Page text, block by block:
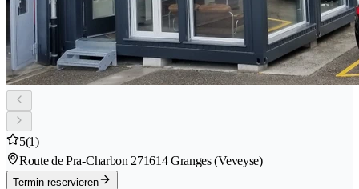
5(1)
Route de Pra-Charbon 271614 Granges (Veveyse)
Termin reservieren